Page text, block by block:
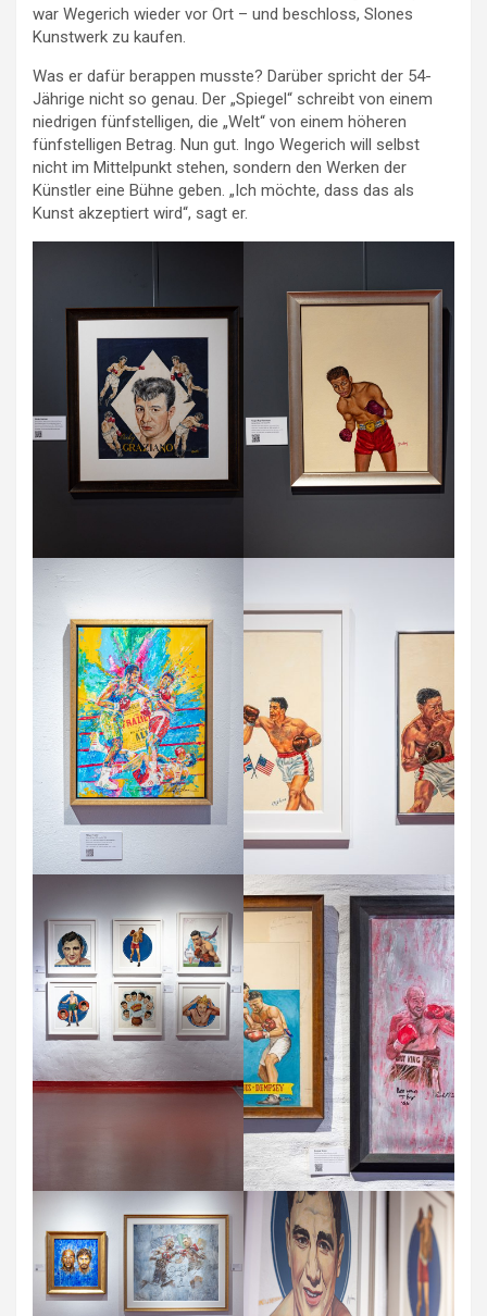
war Wegerich wieder vor Ort – und beschloss, Slones
Kunstwerk zu kaufen.
Was er dafür berappen musste? Darüber spricht der 54-
Jährige nicht so genau. Der „Spiegel“ schreibt von einem
niedrigen fünfstelligen, die „Welt“ von einem höheren
fünfstelligen Betrag. Nun gut. Ingo Wegerich will selbst
nicht im Mittelpunkt stehen, sondern den Werken der
Künstler eine Bühne geben. „Ich möchte, dass das als
Kunst akzeptiert wird“, sagt er.